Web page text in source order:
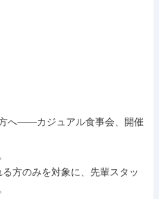
へ——カジュアル食事会、開催
方のみを対象に、先輩スタッ